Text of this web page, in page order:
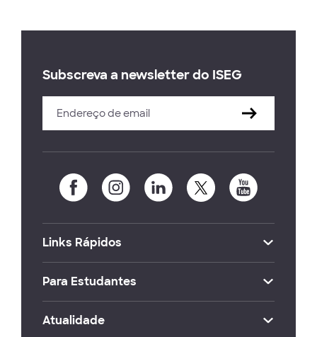
Subscreva a newsletter do ISEG
Links Rápidos
Para Estudantes
Atualidade